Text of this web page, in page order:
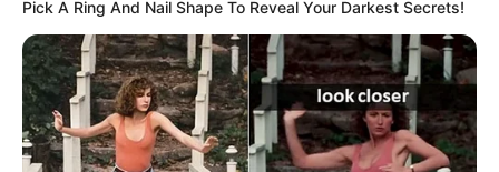
Pick A Ring And Nail Shape To Reveal Your Darkest Secrets!